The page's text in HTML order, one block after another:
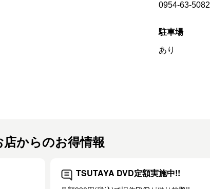
0954-63-5082
駐車場
あり
店からのお得情報
TSUTAYA DVD定額実施中!!